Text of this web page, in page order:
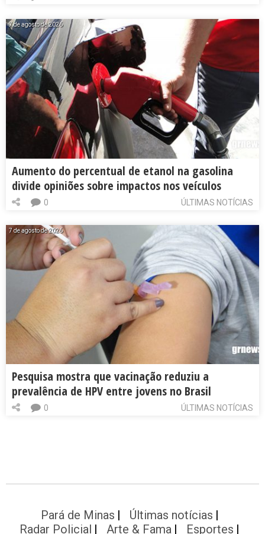
7 de agosto de 2026
Aumento do percentual de etanol na gasolina
divide opiniões sobre impactos nos veículos
ÚLTIMAS NOTÍCIAS
0
7 de agosto de 2026
Pesquisa mostra que vacinação reduziu a
prevalência de HPV entre jovens no Brasil
ÚLTIMAS NOTÍCIAS
0
Pará de Minas
Últimas notícias
Radar Policial
Arte & Fama Esportes